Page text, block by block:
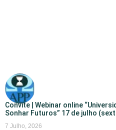
Convite | Webinar online
Sonhar Futuros” 17 de julho
7 Julho, 2026